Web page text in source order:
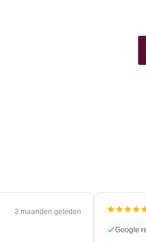
2 maanden geleden
Google